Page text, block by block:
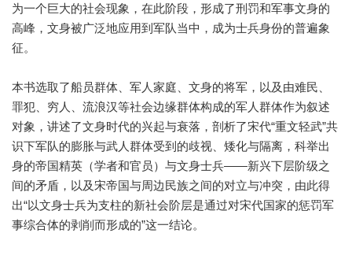
为一个巨大的社会现象，在此阶段，形成了刑罚和军事文身的
高峰，文身被广泛地应用到军队当中，成为士兵身份的普遍象
征。
本书选取了船员群体、军人家庭、文身的将军，以及由难民、
罪犯、穷人、流浪汉等社会边缘群体构成的军人群体作为叙述
对象，讲述了文身时代的兴起与衰落，剖析了宋代“重文轻武”共
识下军队的膨胀与武人群体受到的歧视、矮化与隔离，科举出
身的帝国精英（学者和官员）与文身士兵——新兴下层阶级之
间的矛盾，以及宋帝国与周边民族之间的对立与冲突，由此得
出“以文身士兵为支柱的新社会阶层是通过对宋代国家的惩罚军
事综合体的剥削而形成的”这一结论。